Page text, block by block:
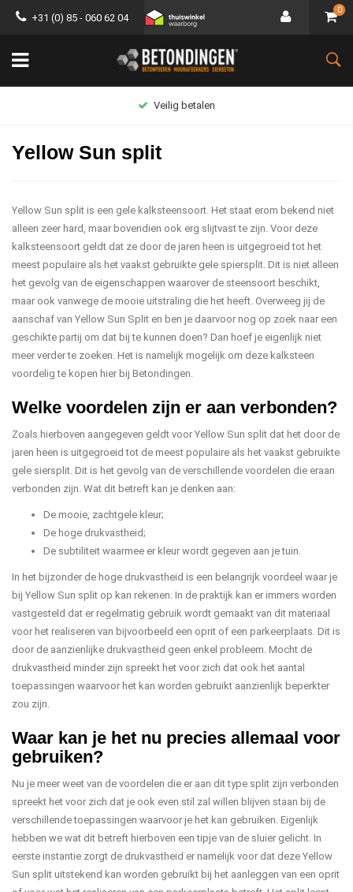
+31 (0) 85 - 060 62 04
0
Groot assortiment
Yellow Sun split
Yellow Sun split is een gele kalksteensoort. Het staat erom bekend niet
alleen zeer hard, maar bovendien ook erg slijtvast te zijn. Voor deze
kalksteensoort geldt dat ze door de jaren heen is uitgegroeid tot het
meest populaire als het vaakst gebruikte gele spiersplit. Dit is niet alleen
het gevolg van de eigenschappen waarover de steensoort beschikt,
maar ook vanwege de mooie uitstraling die het heeft. Overweeg jij de
aanschaf van Yellow Sun Split en ben je daarvoor nog op zoek naar een
geschikte partij om dat bij te kunnen doen? Dan hoef je eigenlijk niet
meer verder te zoeken. Het is namelijk mogelijk om deze kalksteen
voordelig te kopen hier bij Betondingen.
Welke voordelen zijn er aan verbonden?
Zoals hierboven aangegeven geldt voor Yellow Sun split dat het door de
jaren heen is uitgegroeid tot de meest populaire als het vaakst gebruikte
gele siersplit. Dit is het gevolg van de verschillende voordelen die eraan
verbonden zijn. Wat dit betreft kan je denken aan:
De mooie, zachtgele kleur;
De hoge drukvastheid;
De subtiliteit waarmee er kleur wordt gegeven aan je tuin.
In het bijzonder de hoge drukvastheid is een belangrijk voordeel waar je
bij Yellow Sun split op kan rekenen. In de praktijk kan er immers worden
vastgesteld dat er regelmatig gebruik wordt gemaakt van dit materiaal
voor het realiseren van bijvoorbeeld een oprit of een parkeerplaats. Dit is
door de aanzienlijke drukvastheid geen enkel probleem. Mocht de
drukvastheid minder zijn spreekt het voor zich dat ook het aantal
toepassingen waarvoor het kan worden gebruikt aanzienlijk beperkter
zou zijn.
Waar kan je het nu precies allemaal voor
gebruiken?
Nu je meer weet van de voordelen die er aan dit type split zijn verbonden
spreekt het voor zich dat je ook even stil zal willen blijven staan bij de
verschillende toepassingen waarvoor je het kan gebruiken. Eigenlijk
hebben we wat dit betreft hierboven een tipje van de sluier gelicht. In
eerste instantie zorgt de drukvastheid er namelijk voor dat deze Yellow
Sun split uitstekend kan worden gebruikt bij het aanleggen van een oprit